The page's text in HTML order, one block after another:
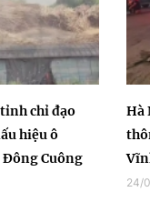
tỉnh chỉ đạo
hiệu ô
Cuông
Hà
24/